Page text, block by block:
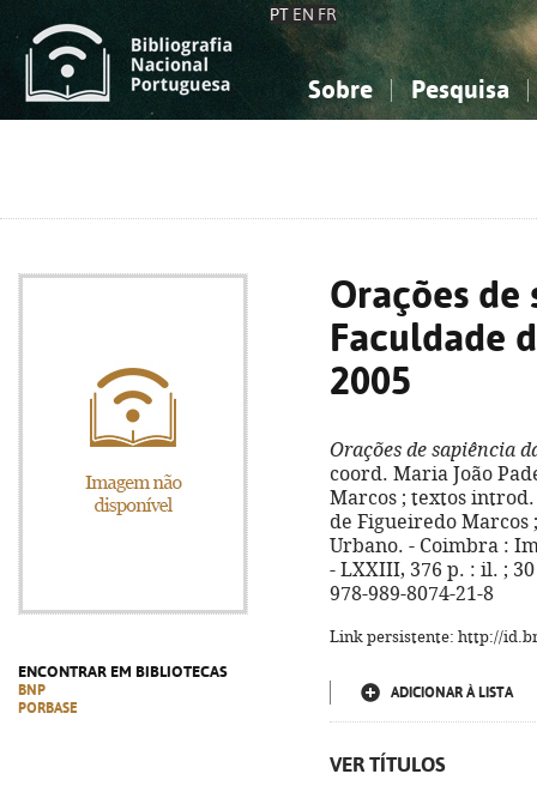
PT EN FR
Sobre Pesquisa
ENCONTRAR EM BIBLIOTECAS
BNP
PORBASE
Orações de
Faculdade
2005
Orações de sapiência
coord. Maria João
Marcos ; textos introd.
de Figueiredo Marcos
Urbano. - Coimbra :
- LXXIII, 376 p. : il. ;
978-989-8074-21-8
Link persistente: http://
ADICIONAR À LISTA
VER TÍTULOS